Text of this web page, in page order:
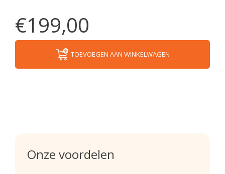
€199,00
TOEVOEGEN AAN WINKELWAGEN
Onze voordelen